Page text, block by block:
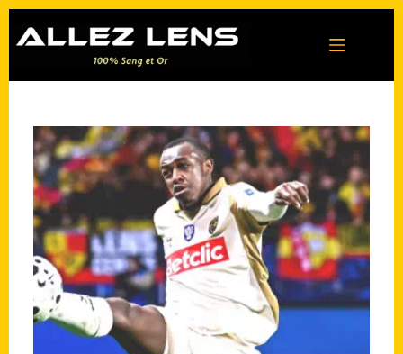
contenu